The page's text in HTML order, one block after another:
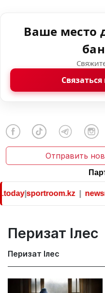
Ваше место
Отправить
|sportroom.kz|
Перизат Ілес
Перизат Ілес